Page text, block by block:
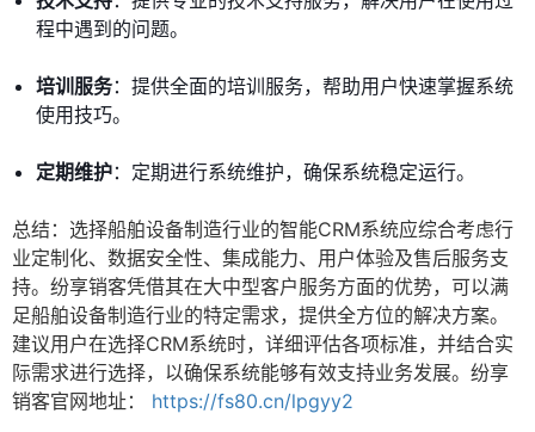
程中遇到的问题。
培训服务：提供全面的培训服务，帮助用户快速掌握系统
使用技巧。
定期维护：定期进行系统维护，确保系统稳定运行。
总结：选择船舶设备制造行业的智能CRM系统应综合考虑行
业定制化、数据安全性、集成能力、用户体验及售后服务支
持。纷享销客凭借其在大中型客户服务方面的优势，可以满
足船舶设备制造行业的特定需求，提供全方位的解决方案。
建议用户在选择CRM系统时，详细评估各项标准，并结合实
际需求进行选择，以确保系统能够有效支持业务发展。纷享
销客官网地址：
https://fs80.cn/lpgyy2